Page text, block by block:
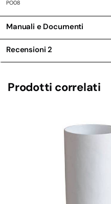
PO08
Manuali e Documenti
Recensioni2
Prodotti correlati